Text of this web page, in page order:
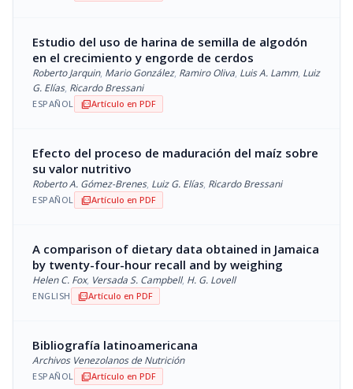
Estudio del uso de harina de semilla de algodón
en el crecimiento y engorde de cerdos
Roberto Jarquin, Mario González, Ramiro Oliva, Luis A. Lamm, Luiz
G. Elías, Ricardo Bressani
ESPAÑOL picture_as_pdfArtículo en PDF
Efecto del proceso de maduración del maíz sobre
su valor nutritivo
Roberto A. Gómez-Brenes, Luiz G. Elías, Ricardo Bressani
ESPAÑOL picture_as_pdfArtículo en PDF
A comparison of dietary data obtained in Jamaica
by twenty-four-hour recall and by weighing
Helen C. Fox, Versada S. Campbell, H. G. Lovell
ENGLISH picture_as_pdfArtículo en PDF
Bibliografía latinoamericana
Archivos Venezolanos de Nutrición
ESPAÑOL picture_as_pdfArtículo en PDF